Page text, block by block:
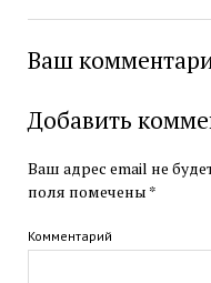
Ваш
Добавить
Ваш адрес email не
поля помечены *
Комментарий